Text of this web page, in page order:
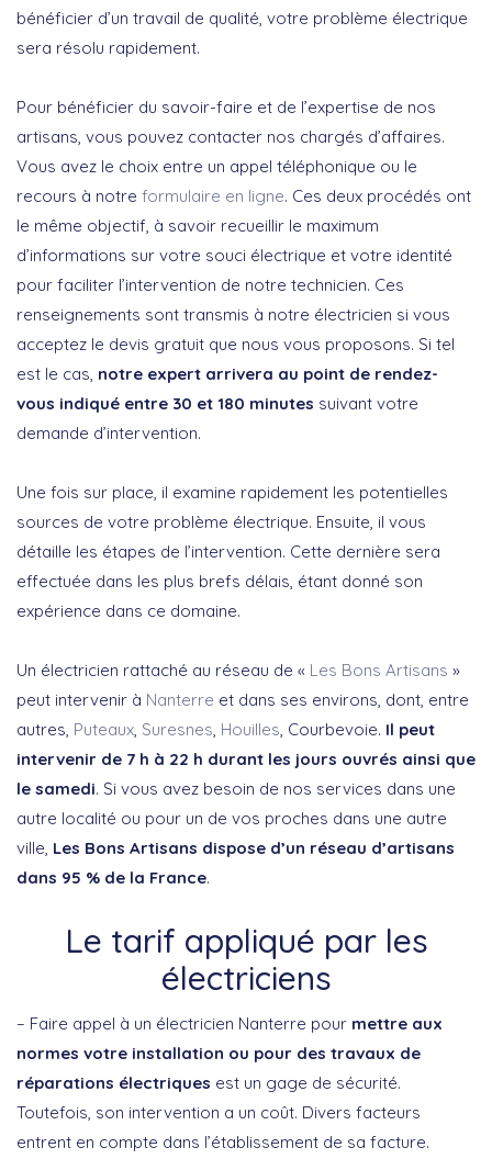
bénéficier d’un travail de qualité, votre problème électrique
sera résolu rapidement.
Pour bénéficier du savoir-faire et de l’expertise de nos
artisans, vous pouvez contacter nos chargés d’affaires.
Vous avez le choix entre un appel téléphonique ou le
recours à notre formulaire en ligne. Ces deux procédés ont
le même objectif, à savoir recueillir le maximum
d’informations sur votre souci électrique et votre identité
pour faciliter l’intervention de notre technicien. Ces
renseignements sont transmis à notre électricien si vous
acceptez le devis gratuit que nous vous proposons. Si tel
est le cas, notre expert arrivera au point de rendez-
vous indiqué entre 30 et 180 minutes suivant votre
demande d’intervention.
Une fois sur place, il examine rapidement les potentielles
sources de votre problème électrique. Ensuite, il vous
détaille les étapes de l’intervention. Cette dernière sera
effectuée dans les plus brefs délais, étant donné son
expérience dans ce domaine.
Un électricien rattaché au réseau de « Les Bons Artisans »
peut intervenir à Nanterre et dans ses environs, dont, entre
autres, Puteaux Suresnes Houilles , Courbevoie. Il peut
intervenir de 7 h à 22 h durant les jours ouvrés ainsi que
le samedi. Si vous avez besoin de nos services dans une
autre localité ou pour un de vos proches dans une autre
ville, Les Bons Artisans dispose d’un réseau d’artisans
dans 95 % de la France.
Le tarif appliqué par les
électriciens
– Faire appel à un électricien Nanterre pour mettre aux
normes votre installation ou pour des travaux de
réparations électriques est un gage de sécurité.
Toutefois, son intervention a un coût. Divers facteurs
entrent en compte dans l’établissement de sa facture.